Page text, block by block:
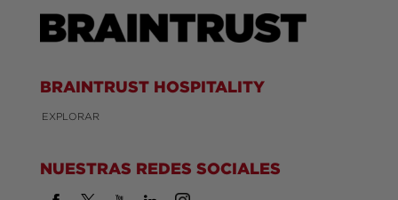
BRAINTRUST HOSPITALITY
EXPLORAR
NUESTRAS REDES SOCIALES